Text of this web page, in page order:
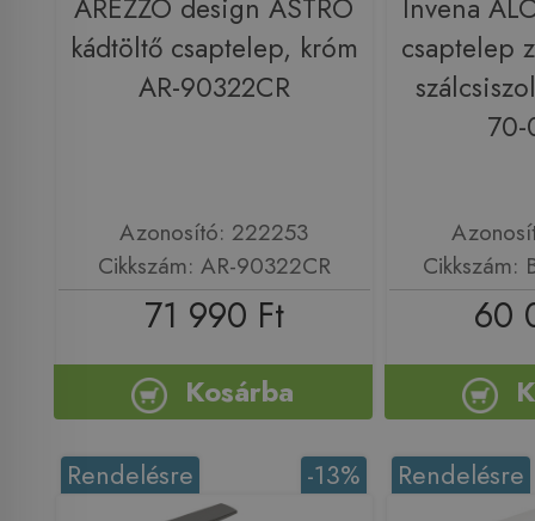
AREZZO design ASTRO
kádtöltő csaptelep, króm
AR-90322CR
Azonosító: 222253
Cikkszám: AR-90322CR
71 990 Ft
Kosárba
Invena
csaptelep
Cikkszám:
60
-13%
Rendelésre Rendelésre